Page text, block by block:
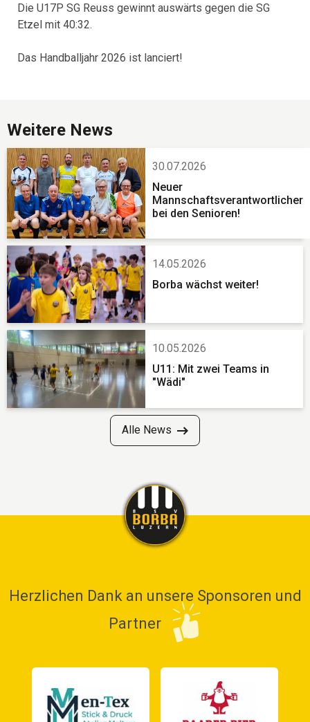
Die U17P SG Reuss gewinnt auswärts gegen die SG
Etzel mit 40:32.
Das Handballjahr 2026 ist lanciert!
Weitere News
30.07.2026
Neuer
Mannschaftsverantwortlicher
bei den Senioren!
14.05.2026
Borba wächst weiter!
10.05.2026
U11: Mit zwei Teams in
"Wädi"
Alle News
Herzlichen Dank an unsere Sponsoren und
Partner